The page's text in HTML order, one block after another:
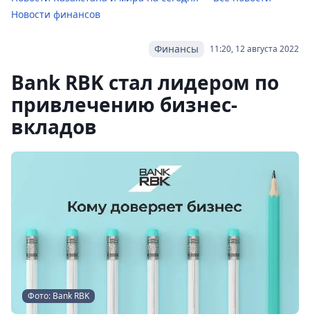
Новости финансов
11:20, 12 августа 2022
Финансы
Bank RBK стал лидером по
привлечению бизнес-
вкладов
Фото: Bank RBK